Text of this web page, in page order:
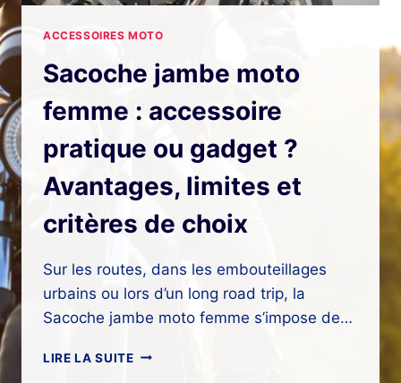
ACCESSOIRES MOTO
Sacoche jambe moto
femme : accessoire
pratique ou gadget ?
Avantages, limites et
critères de choix
Sur les routes, dans les embouteillages
urbains ou lors d’un long road trip, la
Sacoche jambe moto femme s’impose de…
LIRE LA SUITESACOCHE